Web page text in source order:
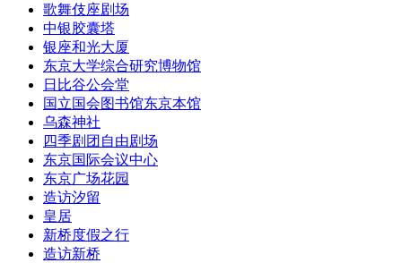
歌舞伎座剧场
中银胶囊塔
银座和光大厦
东京大学综合研究博物馆
日比谷公会堂
国立国会图书馆东京本馆
乌森神社
四季剧团自由剧场
东京国际会议中心
东京广场花园
造访汐留
皇居
新桥度假之行
造访新桥